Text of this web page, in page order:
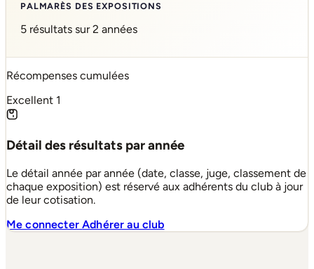
PALMARÈS DES EXPOSITIONS
5 résultats sur 2 années
Récompenses cumulées
Excellent 1
Détail des résultats par année
Le détail année par année (date, classe, juge, classement de
chaque exposition) est réservé aux adhérents du club à jour
de leur cotisation.
Me connecterAdhérer au club